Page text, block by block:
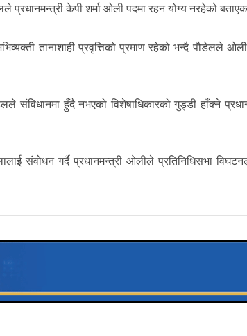
प्रधानमन्त्री केपी शर्मा ओली पदमा रहन योग्य नरहेको
तानाशाही प्रवृत्तिको प्रमाण रहेको भन्दै पौडेलले ओली
संविधानमा हुँदै नभएको विशेषाधिकारको गुड्डी हाँक्ने
संवोधन गर्दै प्रधानमन्त्री ओलीले प्रतिनिधिसभा